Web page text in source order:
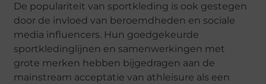
De populariteit van sportkleding is ook gestegen
door de invloed van beroemdheden en sociale
media influencers. Hun goedgekeurde
sportkledinglijnen en samenwerkingen met
grote merken hebben bijgedragen aan de
mainstream acceptatie van athleisure als een